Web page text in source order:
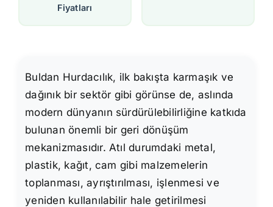
Fiyatları
Buldan Hurdacılık, ilk bakışta karmaşık ve
dağınık bir sektör gibi görünse de, aslında
modern dünyanın sürdürülebilirliğine katkıda
bulunan önemli bir geri dönüşüm
mekanizmasıdır. Atıl durumdaki metal,
plastik, kağıt, cam gibi malzemelerin
toplanması, ayrıştırılması, işlenmesi ve
yeniden kullanılabilir hale getirilmesi